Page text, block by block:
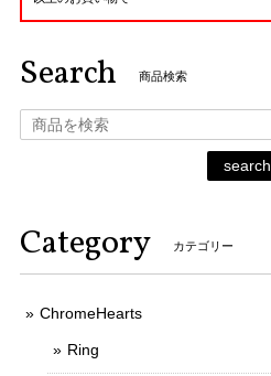
Search 商品検索
search
Category カテゴリー
ChromeHearts
Ring